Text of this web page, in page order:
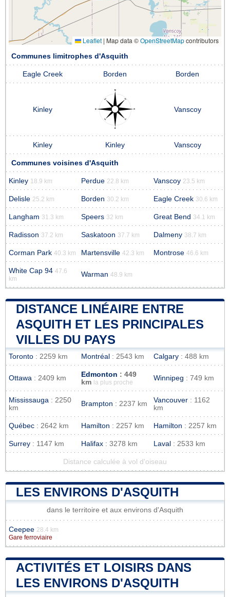
Leaflet | Map data ©OpenStreetMapcontributors
Communes limitrophes d'Asquith
Eagle Creek Borden Borden
Kinley Vanscoy
Kinley Kinley Vanscoy
Communes voisines d'Asquith
Kinley 18.9 km Perdue 22.8 km Vanscoy 23.5 km
Delisle 25.2 km Borden 30.2 km Eagle Creek 30.6 km
Langham 31.3 km Speers 32 km Great Bend 34.1 km
Radisson 37.2 km Saskatoon 37.7 km Dalmeny 38.7 km
Corman Park 40.3 km Martensville 42.3 km Montrose 46.6 km
White Cap 94 47.6
km
Warman 48.9 km
DISTANCE LINÉAIRE ENTRE
ASQUITH ET LES PRINCIPALES
VILLES DU PAYS
Toronto : 2259 km Montréal : 2543 km Calgary : 488 km
Ottawa : 2409 km Edmonton : 449
km
la plus proche
Winnipeg : 749 km
Mississauga : 2250
km
Brampton : 2237 km Vancouver : 1162
km
Québec : 2642 km Hamilton : 2257 km Hamilton : 2257 km
Surrey : 1147 km Halifax : 3278 km Laval : 2533 km
Distance calculée à vol d'oiseau
LES ENVIRONS D'ASQUITH
dans le territoire et aux environs d'Asquith
Ceepee 28.4 km
Gare ferroviaire
ACTIVITÉS ET LOISIRS DANS
LES ENVIRONS D'ASQUITH